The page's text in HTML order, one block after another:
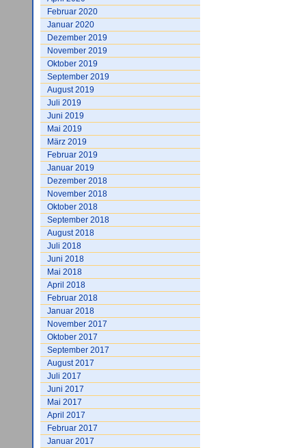
Februar 2020
Januar 2020
Dezember 2019
November 2019
Oktober 2019
September 2019
August 2019
Juli 2019
Juni 2019
Mai 2019
März 2019
Februar 2019
Januar 2019
Dezember 2018
November 2018
Oktober 2018
September 2018
August 2018
Juli 2018
Juni 2018
Mai 2018
April 2018
Februar 2018
Januar 2018
November 2017
Oktober 2017
September 2017
August 2017
Juli 2017
Juni 2017
Mai 2017
April 2017
Februar 2017
Januar 2017